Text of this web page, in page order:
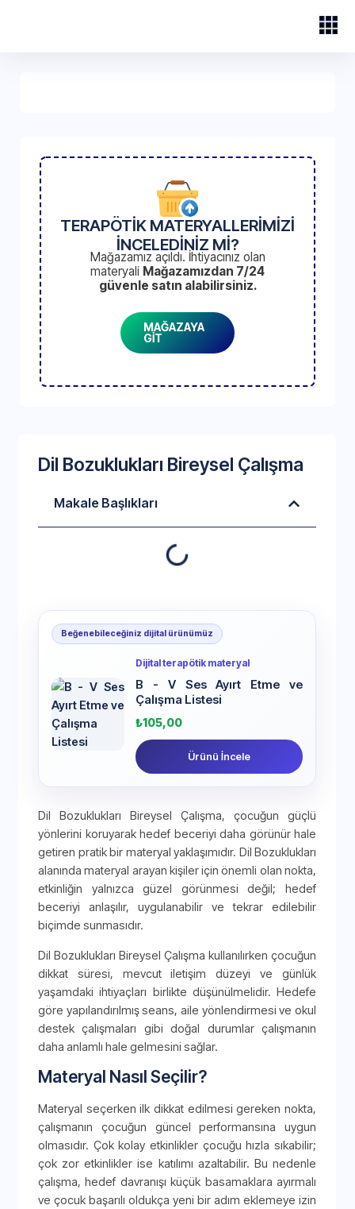
TERAPÖTİK MATERYALLERİMİZİ
İNCELEDİNİZ Mİ?
Mağazamız açıldı. İhtiyacınız olan
materyali Mağazamızdan 7/24
güvenle satın alabilirsiniz.
MAĞAZAYA
GİT
Dil Bozuklukları Bireysel Çalışma
Makale Başlıkları
Beğenebileceğiniz dijital ürünümüz
Dijital terapötik materyal
B - V Ses Ayırt Etme ve
Çalışma Listesi
₺105,00
Ürünü İncele
Dil Bozuklukları Bireysel Çalışma, çocuğun güçlü
yönlerini koruyarak hedef beceriyi daha görünür hale
getiren pratik bir materyal yaklaşımıdır. Dil Bozuklukları
alanında materyal arayan kişiler için önemli olan nokta,
etkinliğin yalnızca güzel görünmesi değil; hedef
beceriyi anlaşılır, uygulanabilir ve tekrar edilebilir
biçimde sunmasıdır.
Dil Bozuklukları Bireysel Çalışma kullanılırken çocuğun
dikkat süresi, mevcut iletişim düzeyi ve günlük
yaşamdaki ihtiyaçları birlikte düşünülmelidir. Hedefe
göre yapılandırılmış seans, aile yönlendirmesi ve okul
destek çalışmaları gibi doğal durumlar çalışmanın
daha anlamlı hale gelmesini sağlar.
Materyal Nasıl Seçilir?
Materyal seçerken ilk dikkat edilmesi gereken nokta,
çalışmanın çocuğun güncel performansına uygun
olmasıdır. Çok kolay etkinlikler çocuğu hızla sıkabilir;
çok zor etkinlikler ise katılımı azaltabilir. Bu nedenle
çalışma, hedef davranışı küçük basamaklara ayırmalı
ve çocuk başarılı oldukça yeni bir adım eklemeye izin